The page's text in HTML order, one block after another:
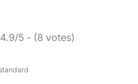
4.9/5 - (8 votes)